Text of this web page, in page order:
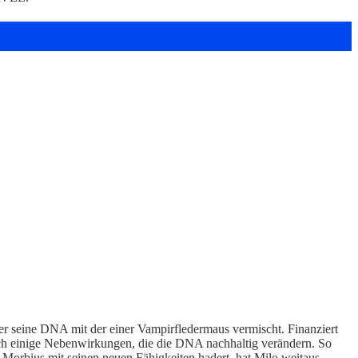
seine DNA mit der einer Vampirfledermaus vermischt. Finanziert
einige Nebenwirkungen, die die DNA nachhaltig verändern. So